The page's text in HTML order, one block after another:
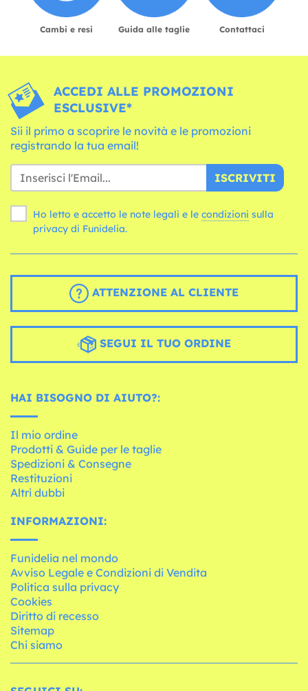
Cambi e resi Guida alle taglie Contattaci
ACCEDI ALLE PROMOZIONI
ESCLUSIVE*
Sii il primo a scoprire le novità e le promozioni
registrando la tua email!
ISCRIVITI
Ho letto e accetto le note legali e le condizioni
privacy di Funidelia.
ATTENZIONE AL CLIENTE
SEGUI IL TUO ORDINE
HAI BISOGNO DI AIUTO?:
Il mio ordine
Prodotti & Guide per le taglie
Spedizioni & Consegne
Restituzioni
Altri dubbi
INFORMAZIONI:
Funidelia nel mondo
Avviso Legale e Condizioni di Vendita
Politica sulla privacy
Cookies
Diritto di recesso
Sitemap
Chi siamo